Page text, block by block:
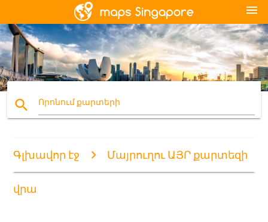
menu
search Որոնում քարտերի
Գլխավոր էջ Մայրուղու ԱՅՐ քարտեզի
վրա